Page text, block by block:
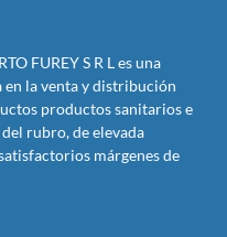
FUREY S R L es una
en la venta y distribución
productos sanitarios e
rubro, de elevada
márgenes de